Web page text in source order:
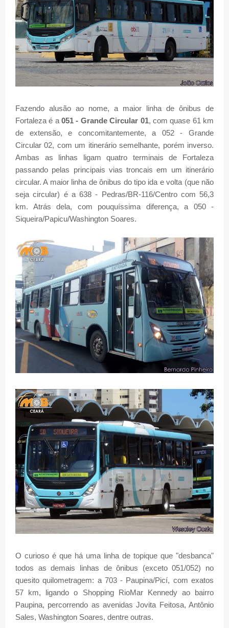
Fazendo alusão ao nome, a maior linha de ônibus de
Fortaleza é a051 - Grande Circular 01, com quase 61 km
de extensão, e concomitantemente, a 052 - Grande
Circular 02, com um itinerário semelhante, porém inverso.
Ambas as linhas ligam quatro terminais de Fortaleza
passando pelas principais vias troncais em um itinerário
circular. A maior linha de ônibus do tipo ida e volta (que não
seja circular) é a 638 - Pedras/BR-116/Centro com 56,3
km. Atrás dela, com pouquíssima diferença, a 050 -
Siqueira/Papicu/Washington Soares.
O curioso é que há uma linha de topique que "desbanca"
todos as demais linhas de ônibus (exceto 051/052) no
quesito quilometragem: a 703 - Paupina/Picí, com exatos
57 km, ligando o Shopping RioMar Kennedy ao bairro
Paupina, percorrendo as avenidas Jovita Feitosa, Antônio
Sales, Washington Soares, dentre outras.